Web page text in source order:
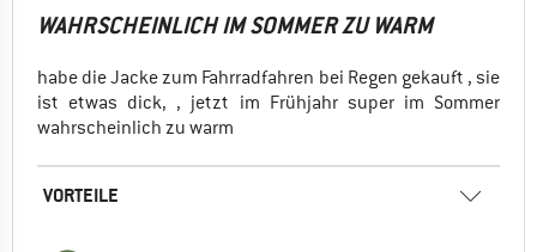
WAHRSCHEINLICH IM SOMMER ZU WARM
habe die Jacke zum Fahrradfahren bei Regen gekauft , sie
ist etwas dick, , jetzt im Frühjahr super im Sommer
wahrscheinlich zu warm
VORTEILE